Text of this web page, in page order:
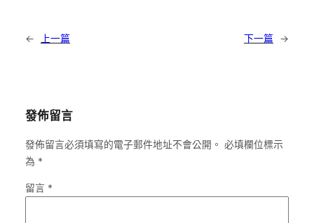
← 上一篇 下一篇 →
發佈留言
發佈留言必須填寫的電子郵件地址不會公開。 必填欄位標示
為 *
留言 *